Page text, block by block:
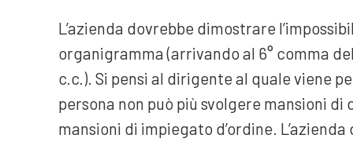
L’azienda dovrebbe dimostrare
organigramma (arrivando al 6° comma
c.c.). Si pensi al dirigente al quale viene
persona non può più svolgere mansioni
mansioni di impiegato d’ordine.